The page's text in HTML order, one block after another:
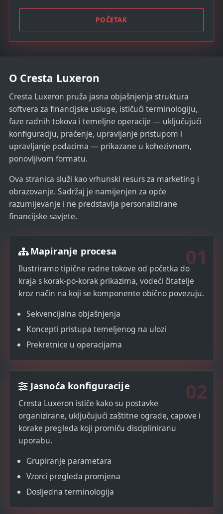
t
a
t
s
POČETAK
O Cresta Luxeron
Cresta Luxeron pruža jasna objašnjenja struktura
softvera za financijske usluge, ističući terminologiju,
faze radnih tokova i temeljne operacije — uključujući
konfiguraciju, praćenje, upravljanje pristupom i
upravljanje podacima — prikazane u kohezivnom,
ponovljivom formatu.
Ova stranica služi kao vrhunski resurs za marketing i
obrazovanje. Sadržaj je namijenjen za opće
razumijevanje i ne predstavlja personalizirane
financijske savjete.
01
Mapiranje procesa
Ilustriramo tipične radne tokove od početka do
kraja s korak-po-korak prikazima, vodeći čitatelje
kroz način na koji se komponente obično povezuju.
Sekvencijalna objašnjenja
Koncepti pristupa temeljenog na ulozi
Prekretnice u operacijama
02
Jasnoća konfiguracije
Cresta Luxeron ističe kako su postavke
organizirane, uključujući zaštitne ograde, capove i
korake pregleda koji promiču discipliniranu
uporabu.
Grupiranje parametara
Vzorci pregleda promjena
Dosljedna terminologija